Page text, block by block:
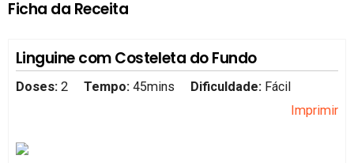
Ficha da Receita
Linguine com Costeleta do Fundo
Doses: 2 Tempo: 45mins Dificuldade: Fácil
Imprimir